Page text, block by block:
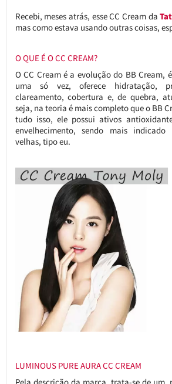
Recebi, meses atrás, esse CC Cream da
mas como estava usando outras coisas,
O QUE É O CC CREAM?
O CC Cream é a evolução do BB Cream,
uma só vez, oferece hidratação,
clareamento, cobertura e, de quebra,
seja, na teoria é mais completo que o BB
tudo isso, ele possui ativos
envelhecimento, sendo mais indicado
velhas, tipo eu.
LUMINOUS PURE AURA CC CREAM